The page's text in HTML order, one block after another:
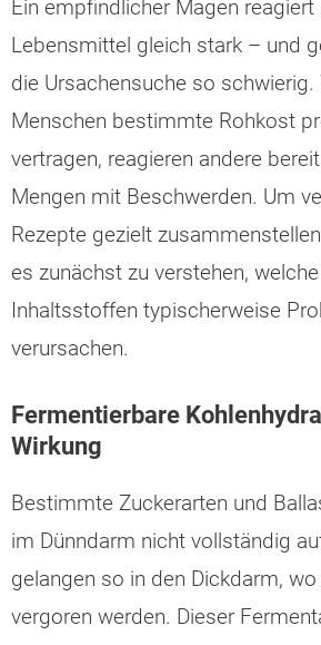
Ein empfindlicher Magen reagiert
Lebensmittel gleich stark – und
die Ursachensuche so
Menschen bestimmte Rohkost
vertragen, reagieren andere
Mengen mit Beschwerden. Um
Rezepte gezielt
es zunächst zu verstehen,
Inhaltsstoffen typischerweise
verursachen.
Fermentierbare
Wirkung
Bestimmte Zuckerarten und
im Dünndarm nicht vollständig
gelangen so in den Dickdarm,
vergoren werden. Dieser